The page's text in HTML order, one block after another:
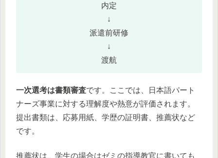
内定
↓
派遣前研修
↓
渡航
一次選考は書類審査です。ここでは、日本語パート
ナーズ事業に対する理解度や熱意が評価されます。
提出書類は、応募用紙、学歴の証明書、推薦状など
です。
推薦状は、学生の場合はゼミの指導教官に書いても